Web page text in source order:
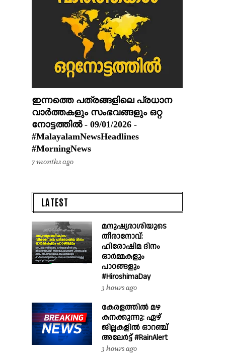
ഇന്നത്തെ പത്രങ്ങളിലെ പ്രധാന
വാർത്തകളും സംഭവങ്ങളും ഒറ്റ
നോട്ടത്തിൽ - 09/01/2026 -
#MalayalamNewsHeadlines
#MorningNews
7 months ago
LATEST
മനുഷ്യരാശിയുടെ
തീരാനോവ്:
ഹിരോഷിമ ദിനം
ഓർമ്മകളും
പാഠങ്ങളും
#HiroshimaDay
3 hours ago
കേരളത്തിൽ മഴ
കനക്കുന്നു: ഏഴ്
ജില്ലകളിൽ ഓറഞ്ച്
അലേർട്ട് #RainAlert
3 hours ago